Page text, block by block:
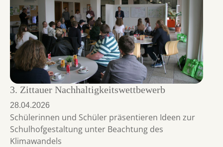
3. Zittauer Nachhaltigkeitswettbewerb
28.04.2026
Schülerinnen und Schüler präsentieren Ideen zur
Schulhofgestaltung unter Beachtung des
Klimawandels